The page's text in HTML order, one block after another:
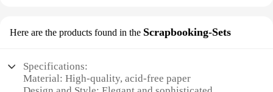
Here are the products found in the Scrapbooking-Sets
Specifications:
Material: High-quality, acid-free paper